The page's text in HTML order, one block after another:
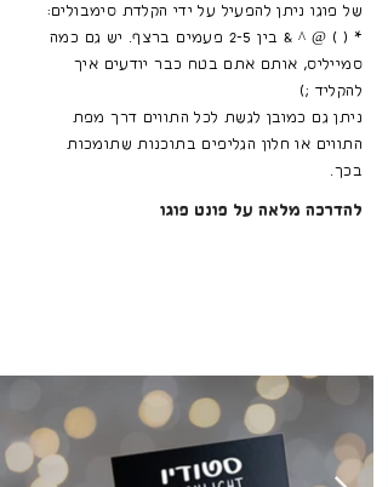
של פוגו ניתן להפעיל על ידי הקלדת סימבולים:
* ( ) @ ^ & בין 2-5 פעמים ברצף. יש גם כמה
סמייליס, אותם אתם בטח כבר יודעים איך
להקליד ;)
ניתן גם כמובן לגשת לכל התווים דרך מפת
התווים או חלון הגליפים בתוכנות שתומכות
בכך.
להדרכה מלאה על פונט פוגו